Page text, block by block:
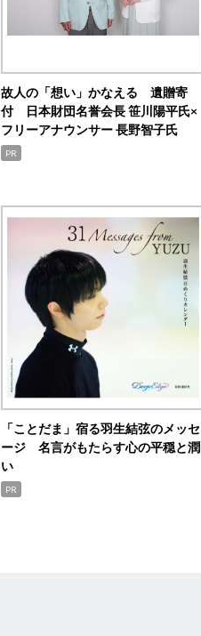
故人の「想い」かなえる 遺贈寄
付 日本財団名誉会長 笹川陽平氏×
フリーアナウンサー 長野智子氏
PR
「ことだま」宿る羽生結弦のメッセ
ージ 名言がもたらす心の平穏と潤
い
PR